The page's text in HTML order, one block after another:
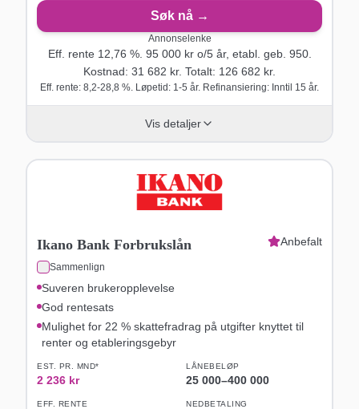
Søk nå →
Annonselenke
Eff. rente 12,76 %. 95 000kr o/5år, etabl. geb. 950.
Kostnad: 31 682 kr. Totalt: 126 682 kr.
Eff. rente: 8,2-28,8 %. Løpetid: 1-5 år. Refinansiering: Inntil 15 år.
Vis detaljer
Ikano Bank Forbrukslån
Sammenlign
Anbefalt
Suveren brukeropplevelse
God rentesats
Mulighet for 22 % skattefradrag på utgifter knyttet til
renter og etableringsgebyr
EST. PR. MND*
2 236 kr
LÅNEBELØP
25 000–400 000
EFF. RENTE NEDBETALING